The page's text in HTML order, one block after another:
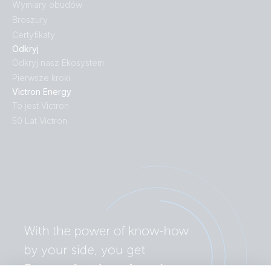
12V 8Ah AGM Deep Cycle Battery (left)
12V 8Ah AGM Deep Cycle Battery (top)
12V 90Ah AGM Deep Cycle (back)
12V 90Ah AGM Deep Cycle (right)
Odkryj
Odkryj nasz Ekosystem
Pierwsze kroki
Victron Energy
To jest Victron
50 Lat Victron
Wymiary obudów
Broszury
Certyfikaty